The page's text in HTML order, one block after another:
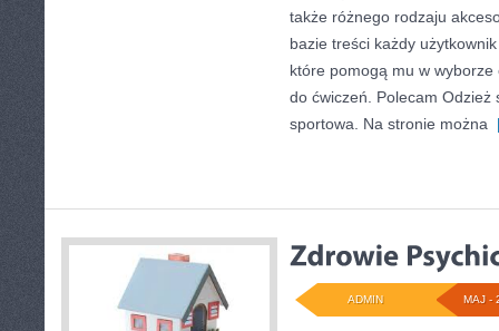
także różnego rodzaju
bazie treści każdy
które pomogą mu w
do ćwiczeń. Polecam Odzież
sportowa. Na stronie można
MAJ -
ADMIN